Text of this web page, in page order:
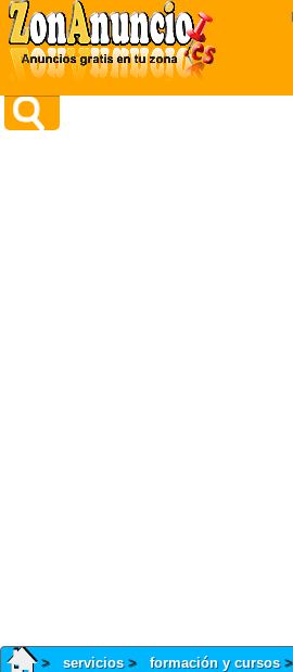
servicios formación y cursos